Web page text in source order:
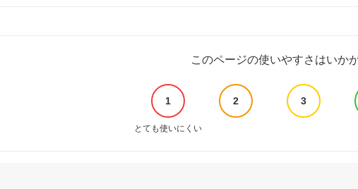
このページの使いやすさはいか
1 2 3
とても使いにくい